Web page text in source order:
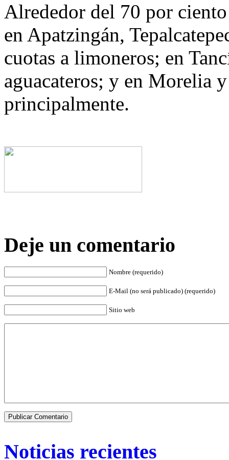
Alrededor del 70 por
en Apatzingán,
cuotas a limoneros; en
aguacateros; y en Morelia
principalmente.
Deje un comentario
Nombre (requerido)
E-Mail (no será publicado) (requerido)
Sitio web
Noticias recientes